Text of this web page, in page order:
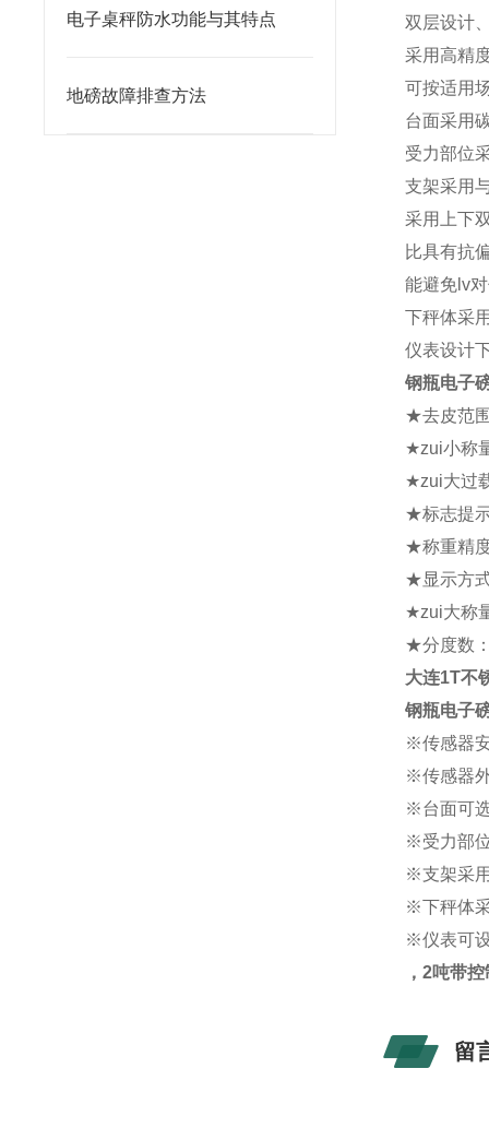
电子桌秤防水功能与其特点
地磅故障排查方法
双层设计
采用高精
可按适用
台面采用
受力部位
支架采用
采用上下
比具有抗
能避免lv
下秤体采
仪表设计
钢瓶电子
★去皮范
★zui小称
★zui大过
★标志提
★称重精
★显示方
★zui大称
★分度数
大连1T不
钢瓶电子
※传感器
※传感器
※台面可
※受力部
※支架采
※下秤体
※仪表可
，2吨带
留